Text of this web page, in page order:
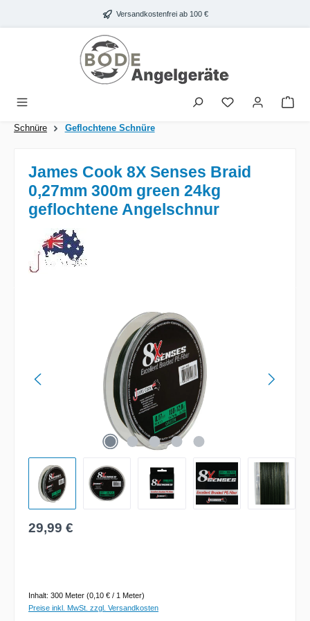
Zum Hauptinhalt springen Versandkostenfrei ab 100 €
Schnüre Geflochtene Schnüre
James Cook 8X Senses Braid
0,27mm 300m green 24kg
geflochtene Angelschnur
Regulärer Preis:
29,99 €
Inhalt: 300 Meter (0,10 € / 1 Meter)
Preise inkl. MwSt. zzgl. Versandkosten